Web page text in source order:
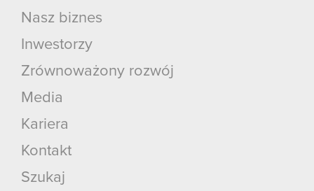
Nasz biznes
Inwestorzy
Zrównoważony rozwój
Media
Kariera
Kontakt
Szukaj